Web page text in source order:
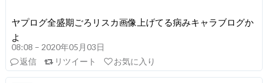
ヤプログ全盛期ごろリスカ画像上げてる病みキャラブログか
よ
08:08 – 2020年05月03日
返信
リツイート お気に入り